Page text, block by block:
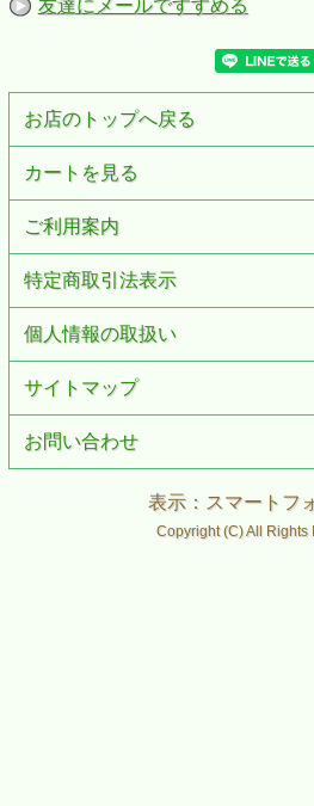
友達にメールですすめる
お店のトップへ戻る
カートを見る
ご利用案内
特定商取引法表示
個人情報の取扱い
サイトマップ
お問い合わせ
表示：スマートフ
Copyright (C) All Rights